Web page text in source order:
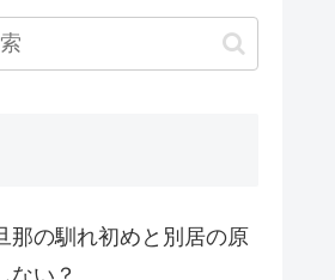
那の馴れ初めと別居の原